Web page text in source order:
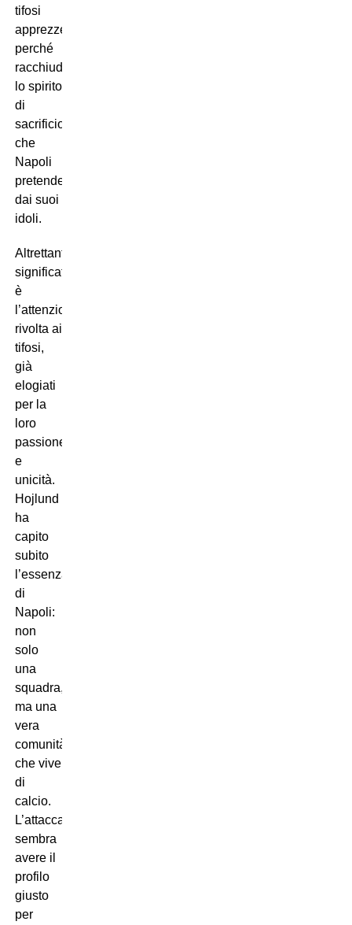
tifosi
apprezzeranno,
perché
racchiude
lo spirito
di
sacrificio
che
Napoli
pretende
dai suoi
idoli.
Altrettanto
significativa
è
l’attenzione
rivolta ai
tifosi,
già
elogiati
per la
loro
passione
e
unicità.
Hojlund
ha
capito
subito
l’essenza
di
Napoli:
non
solo
una
squadra,
ma una
vera
comunità
che vive
di
calcio.
L’attaccante
sembra
avere il
profilo
giusto
per